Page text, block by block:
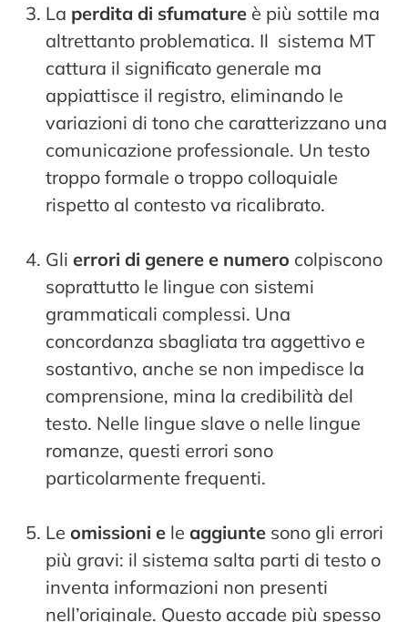
La perdita di sfumature è più sottile ma
altrettanto problematica. Il sistema MT
cattura il significato generale ma
appiattisce il registro, eliminando le
variazioni di tono che caratterizzano una
comunicazione professionale. Un testo
troppo formale o troppo colloquiale
rispetto al contesto va ricalibrato.
Gli errori di genere e numero colpiscono
soprattutto le lingue con sistemi
grammaticali complessi. Una
concordanza sbagliata tra aggettivo e
sostantivo, anche se non impedisce la
comprensione, mina la credibilità del
testo. Nelle lingue slave o nelle lingue
romanze, questi errori sono
particolarmente frequenti.
Le omissioni e le aggiunte sono gli errori
più gravi: il sistema salta parti di testo o
inventa informazioni non presenti
nell’originale. Questo accade più spesso